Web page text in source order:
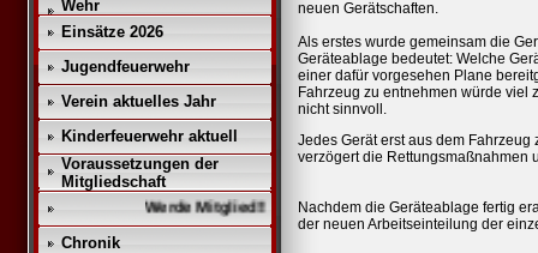
Wehr
Einsätze 2026
Jugendfeuerwehr
Verein aktuelles Jahr
Kinderfeuerwehr aktuell
Voraussetzungen der
Mitgliedschaft
Werde Mitglied!!
Chronik
neuen Gerätschaften.
Als erstes wurde gemeinsam die
Geräteablage bedeutet: Welche
einer dafür vorgesehen Plane
Fahrzeug zu entnehmen würde viel
nicht sinnvoll.
Jedes Gerät erst aus dem
verzögert die Rettungsmaßnahmen
Nachdem die Geräteablage fertig
der neuen Arbeitseinteilung der